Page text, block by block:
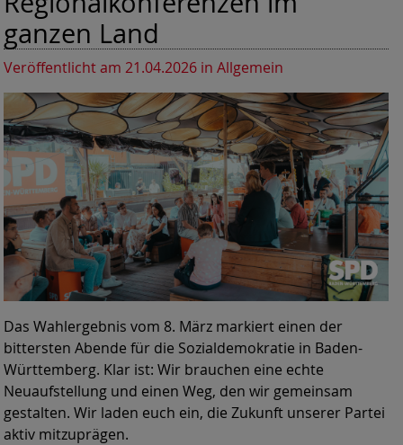
ganzen Land
Veröffentlicht am 21.04.2026 in Allgemein
Das Wahlergebnis vom 8. März markiert einen der
bittersten Abende für die Sozialdemokratie in Baden-
Württemberg. Klar ist: Wir brauchen eine echte
Neuaufstellung und einen Weg, den wir gemeinsam
gestalten. Wir laden euch ein, die Zukunft unserer Partei
aktiv mitzuprägen.